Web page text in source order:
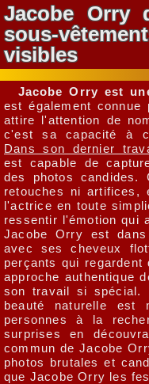
Jacobe Orry
sous-
visibles
Jacobe Orry est
est également
attire l'attention de
c'est sa capacité à
Dans son dernier
est capable de
des photos candides.
retouches ni artifices,
l'actrice en toute
ressentir l'émotion qui
Jacobe Orry est
avec ses cheveux
perçants qui
approche authentique
son travail si spécial.
beauté naturelle est
personnes à la
surprises en
commun de Jacobe
photos brutales et
que Jacobe Orry les